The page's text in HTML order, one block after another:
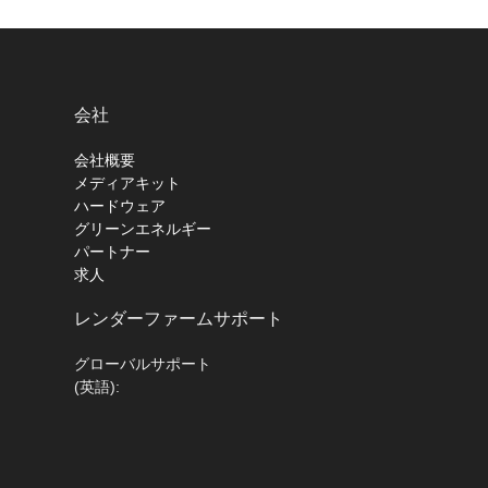
会社
会社概要
メディアキット
ハードウェア
グリーンエネルギー
パートナー
求人
レンダーファームサポート
グローバルサポート
(英語):